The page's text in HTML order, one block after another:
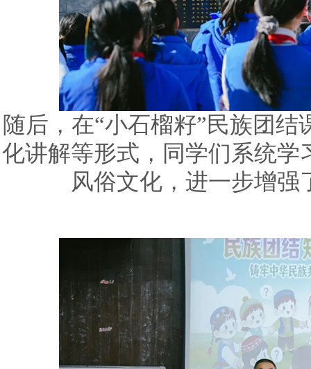
随后，在“小石榴籽”民族团
化讲解等形式，同学们系统学
风俗文化，进一步增强